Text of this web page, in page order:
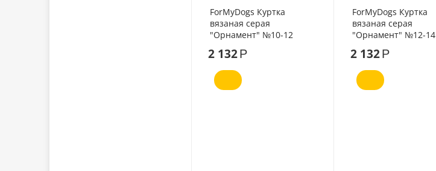
ForMyDogs Куртка
вязаная серая
"Орнамент" №10-12
2 132Р
ForMyDogs Куртка
вязаная серая
"Орнамент" №12-14
2 132Р